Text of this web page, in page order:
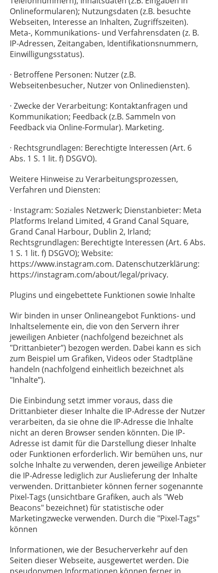
Onlineformularen); Nutzungsdaten (z.B. besuchte
Webseiten, Interesse an Inhalten, Zugriffszeiten).
Meta-, Kommunikations- und Verfahrensdaten (z. B.
IP-Adressen, Zeitangaben, Identifikationsnummern,
Einwilligungsstatus).
· Betroffene Personen: Nutzer (z.B.
Webseitenbesucher, Nutzer von Onlinediensten).
· Zwecke der Verarbeitung: Kontaktanfragen und
Kommunikation; Feedback (z.B. Sammeln von
Feedback via Online-Formular). Marketing.
· Rechtsgrundlagen: Berechtigte Interessen (Art. 6
Abs. 1 S. 1 lit. f) DSGVO).
Weitere Hinweise zu Verarbeitungsprozessen,
Verfahren und Diensten:
· Instagram: Soziales Netzwerk; Dienstanbieter: Meta
Platforms Ireland Limited, 4 Grand Canal Square,
Grand Canal Harbour, Dublin 2, Irland;
Rechtsgrundlagen: Berechtigte Interessen (Art. 6 Abs.
1 S. 1 lit. f) DSGVO); Website:
https://www.instagram.com. Datenschutzerklärung:
https://instagram.com/about/legal/privacy.
Plugins und eingebettete Funktionen sowie Inhalte
Wir binden in unser Onlineangebot Funktions- und
Inhaltselemente ein, die von den Servern ihrer
jeweiligen Anbieter (nachfolgend bezeichnet als
"Drittanbieter”) bezogen werden. Dabei kann es sich
zum Beispiel um Grafiken, Videos oder Stadtpläne
handeln (nachfolgend einheitlich bezeichnet als
"Inhalte”).
Die Einbindung setzt immer voraus, dass die
Drittanbieter dieser Inhalte die IP-Adresse der Nutzer
verarbeiten, da sie ohne die IP-Adresse die Inhalte
nicht an deren Browser senden könnten. Die IP-
Adresse ist damit für die Darstellung dieser Inhalte
oder Funktionen erforderlich. Wir bemühen uns, nur
solche Inhalte zu verwenden, deren jeweilige Anbieter
die IP-Adresse lediglich zur Auslieferung der Inhalte
verwenden. Drittanbieter können ferner sogenannte
Pixel-Tags (unsichtbare Grafiken, auch als "Web
Beacons" bezeichnet) für statistische oder
Marketingzwecke verwenden. Durch die "Pixel-Tags"
können
Informationen, wie der Besucherverkehr auf den
Seiten dieser Webseite, ausgewertet werden. Die